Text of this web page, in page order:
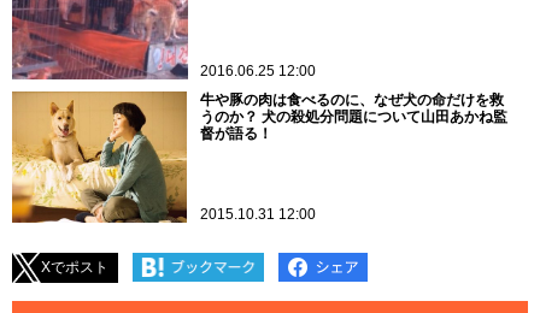
2016.06.25 12:00
牛や豚の肉は食べるのに、なぜ犬の命だけを救
うのか？ 犬の殺処分問題について山田あかね監
督が語る！
2015.10.31 12:00
Xでポスト